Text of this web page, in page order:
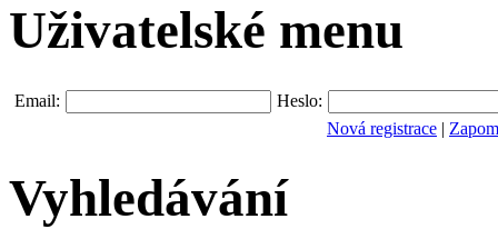
Uživatelské menu
Email:
Heslo:
Nová registrace |
Vyhledávání